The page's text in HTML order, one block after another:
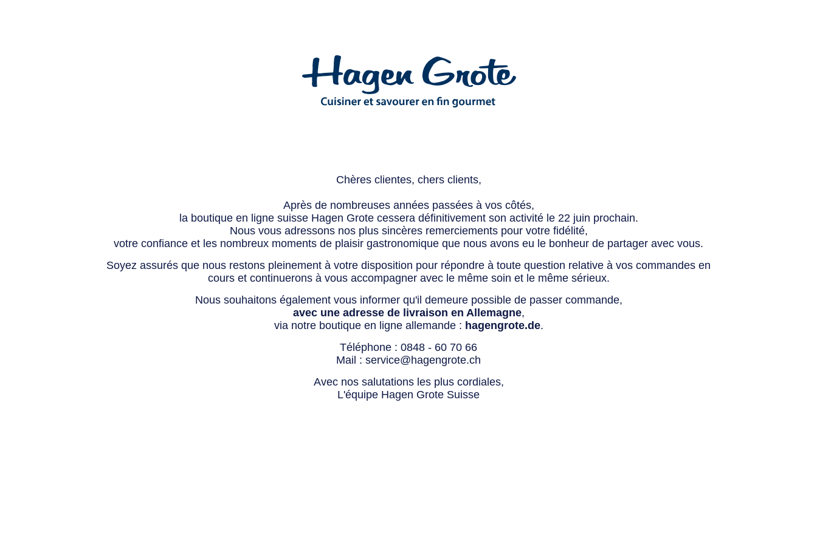
Chères clientes, chers clients,
Après de nombreuses années passées à vos côtés,
la boutique en ligne suisse Hagen Grote cessera définitivement son activité le 22 juin prochain.
Nous vous adressons nos plus sincères remerciements pour votre fidélité,
votre confiance et les nombreux moments de plaisir gastronomique que nous avons eu le bonheur de partager avec vous.
Soyez assurés que nous restons pleinement à votre disposition pour répondre à toute question relative à vos commandes en
cours et continuerons à vous accompagner avec le même soin et le même sérieux.
Nous souhaitons également vous informer qu'il demeure possible de passer commande,
avec une adresse de livraison en Allemagne,
via notre boutique en ligne allemande : hagengrote.de.
Téléphone : 0848 - 60 70 66
Mail : service@hagengrote.ch
Avec nos salutations les plus cordiales,
L'équipe Hagen Grote Suisse